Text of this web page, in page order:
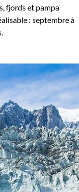
fjords et pampa
: septembre à